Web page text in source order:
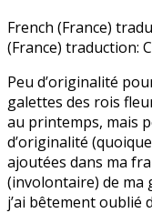
French (France)
(France) traduction:
Peu d’originalité
galettes des rois
au printemps, mais
d’originalité
ajoutées dans ma
(involontaire) de ma
j’ai bêtement oublié